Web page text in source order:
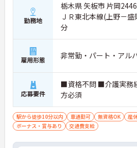
勤務地
栃木県 矢板市 片岡
ＪＲ東北本線(上野－
分
雇用形態 非常勤・パート・アル
応募要件
■資格不問 ■介護実務
方必須
駅から徒歩10分以内 車通勤可 無資格OK
産
ボーナス・賞与あり
交通費支給